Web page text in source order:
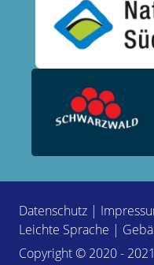
Datenschutz |
Leichte Sprache |
Copyright © 2020 -